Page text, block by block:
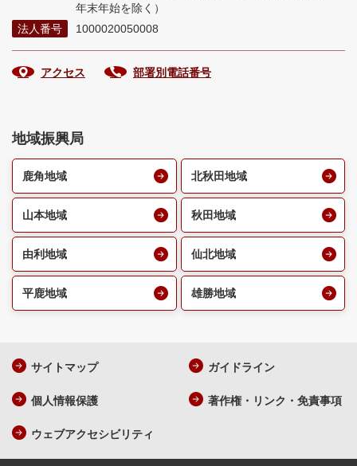
年末年始を除く）
法人番号
1000020050008
アクセス 部署別電話番号
地域振興局
鹿角地域 北秋田地域
山本地域 秋田地域
由利地域 仙北地域
平鹿地域 雄勝地域
サイトマップ ガイドライン
個人情報保護 著作権・リンク・免責事項
ウェブアクセシビリティ